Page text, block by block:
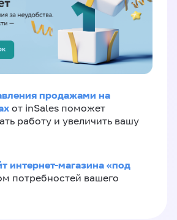
продажами на
от inSales поможет
работу и увеличить вашу
интернет-магазина «под
потребностей вашего